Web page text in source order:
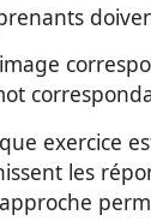
exercice
les